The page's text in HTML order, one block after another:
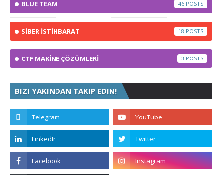
BLUE TEAM 46
SİBER İSTİHBARAT 18
CTF MAKİNE ÇÖZÜMLERİ 3
BIZI YAKINDAN TAKIP EDIN!